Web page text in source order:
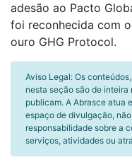
adesão ao Pacto
foi reconhecida com
ouro GHG Protocol.
Aviso Legal: Os
nesta seção são de
publicam. A Abrasce atua
espaço de divulgação,
responsabilidade sobre a
serviços, atividades ou